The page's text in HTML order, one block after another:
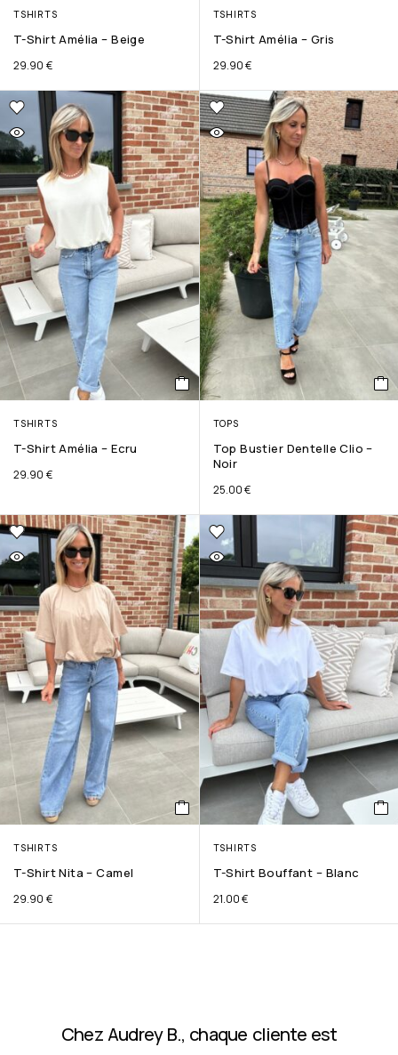
TSHIRTS
T-Shirt Amélia – Beige
29.90 €
TSHIRTS
T-Shirt Amélia – Gris
29.90€
TSHIRTS
T-Shirt Amélia – Ecru
29.90 €
TOPS
Top Bustier Dentelle Clio –
Noir
25.00€
TSHIRTS
T-Shirt Nita – Camel
29.90 €
TSHIRTS
T-Shirt Bouffant – Blanc
21.00€
Chez Audrey B., chaque cliente est